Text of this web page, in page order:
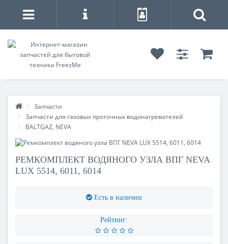
Запчасти
Запчасти для газовых проточных водонагревателей
BALTGAZ, NEVA
РЕМКОМПЛЕКТ ВОДЯНОГО УЗЛА ВПГ NEVA
LUX 5514, 6011, 6014
Есть в наличии
Рейтинг: